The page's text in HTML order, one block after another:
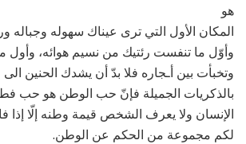
هو
المكان الأول التي ترى عيناك سهوله وجباله
وأوّل ما تنفست رئتيك من نسيم هوائه، وأول
وتخبأت بين أـجاره فلا بدّ أن يشدك الحنين
بالذكريات الجميلة فإنّ حب الوطن هو حب
الإنسان ولا يعرف الشخص قيمة وطنه إلّا إذا
لكم مجموعة من الحكم عن الوطن.